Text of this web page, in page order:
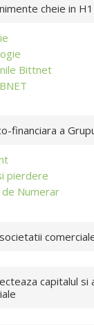
cheie in
Bittnet
financiara a
pierdere
de Numerar
capitalul si